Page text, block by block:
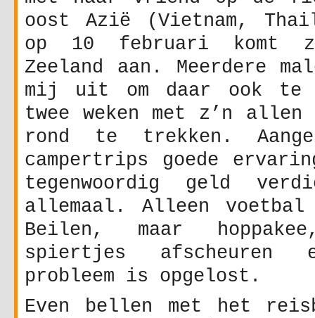
oost Azië (Vietnam,
op 10 februari komt
Zeeland aan. Meerdere
mij uit om daar ook te
twee weken met z’n allen
rond te trekken.
campertrips goede
tegenwoordig geld
allemaal. Alleen voetbal
Beilen, maar
spiertjes
probleem is opgelost.
Even bellen met het